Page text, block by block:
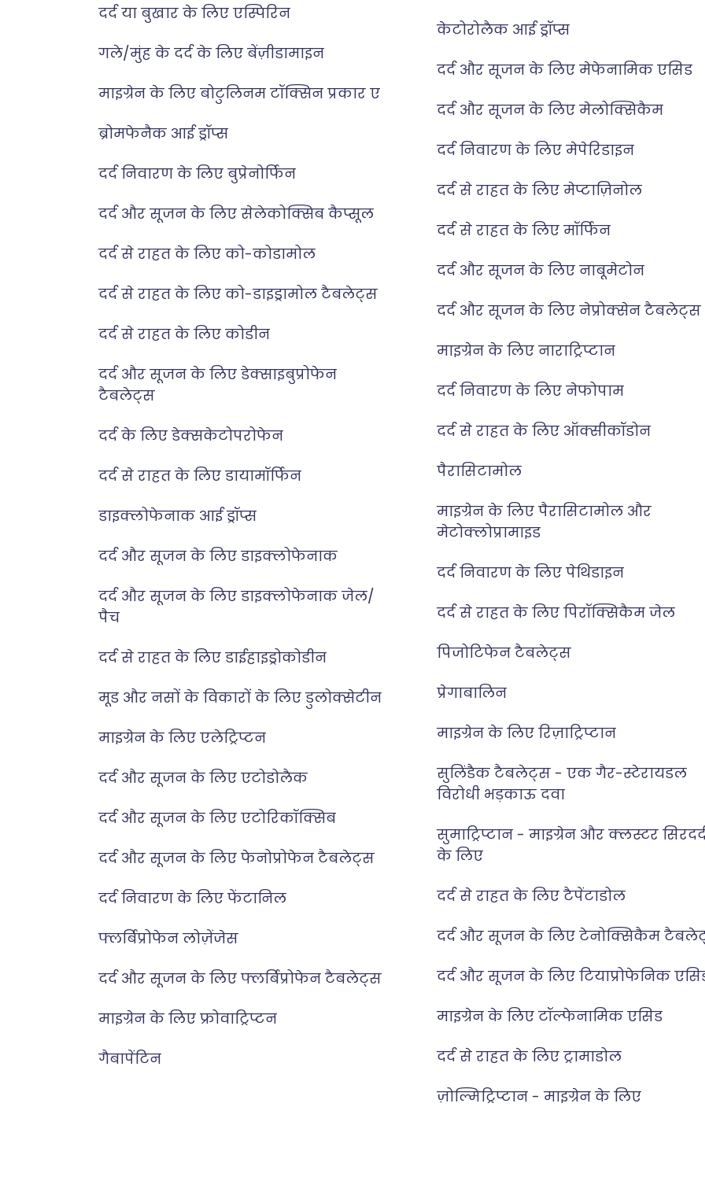
दर्द या बुखार के लिए एस्पिरिन
गले/मुंह के दर्द के लिए बेंज़ीडामाइन
माइग्रेन के लिए बोटुलिनम टॉक्सिन प्रकार ए
ब्रोमफेनैक आई ड्रॉप्स
दर्द निवारण के लिए बुप्रेनोर्फिन
दर्द और सूजन के लिए सेलेकोक्सिब कैप्सूल
दर्द से राहत के लिए को-कोडामोल
दर्द से राहत के लिए को-डाइड्रामोल टैबलेट्स
दर्द से राहत के लिए कोडीन
दर्द और सूजन के लिए डेक्साइबुप्रोफेन
टैबलेट्स
दर्द के लिए डेक्सकेटोपरोफेन
दर्द से राहत के लिए डायामॉर्फिन
डाइक्लोफेनाक आई ड्रॉप्स
दर्द और सूजन के लिए डाइक्लोफेनाक
दर्द और सूजन के लिए डाइक्लोफेनाक जेल/
पैच
दर्द से राहत के लिए डाईहाइड्रोकोडीन
मूड और नसों के विकारों के लिए डुलोक्सेटीन
माइग्रेन के लिए एलेट्रिप्टन
दर्द और सूजन के लिए एटोडोलैक
दर्द और सूजन के लिए एटोरिकॉक्सिब
दर्द और सूजन के लिए फेनोप्रोफेन टैबलेट्स
दर्द निवारण के लिए फेंटानिल
फ्लर्बिप्रोफेन लोज़ेंजेस
दर्द और सूजन के लिए फ्लर्बिप्रोफेन टैबलेट्स
माइग्रेन के लिए फ्रोवाट्रिप्टन
गैबापेंटिन
केटोरोलैक आई ड्रॉप्स
दर्द और सूजन के लिए मेफेनामिक एसिड
दर्द और सूजन के लिए मेलोक्सिकैम
दर्द निवारण के लिए मेपेरिडाइन
दर्द से राहत के लिए मेप्टाज़िनोल
दर्द से राहत के लिए मॉर्फिन
दर्द और सूजन के लिए नाबूमेटोन
दर्द और सूजन के लिए नेप्रोक्सेन टैबलेट्स
माइग्रेन के लिए नाराट्रिप्टान
दर्द निवारण के लिए नेफोपाम
दर्द से राहत के लिए ऑक्सीकॉडोन
पैरासिटामोल
माइग्रेन के लिए पैरासिटामोल और
मेटोक्लोप्रामाइड
दर्द निवारण के लिए पेथिडाइन
दर्द से राहत के लिए पिरॉक्सिकैम जेल
पिजोटिफेन टैबलेट्स
प्रेगाबालिन
माइग्रेन के लिए रिज़ाट्रिप्टान
सुलिंडैक टैबलेट्स - एक गैर-स्टेरायडल
विरोधी भड़काऊ दवा
सुमाट्रिप्टान - माइग्रेन और क्लस्टर
के लिए
दर्द से राहत के लिए टैपेंटाडोल
दर्द और सूजन के लिए टेनोक्सिकैम
दर्द और सूजन के लिए टियाप्रोफेनिक
माइग्रेन के लिए टॉल्फेनामिक एसिड
दर्द से राहत के लिए ट्रामाडोल
ज़ोल्मिट्रिप्टान - माइग्रेन के लिए